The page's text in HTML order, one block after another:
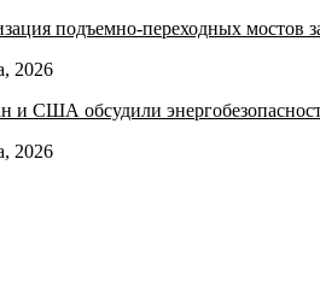
подъемно-переходных мостов
2026
и США обсудили
2026